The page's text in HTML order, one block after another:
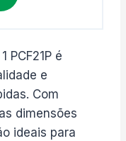
PCF21P é
e
Com
dimensões
ideais para